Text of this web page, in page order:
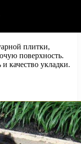
плитки,
поверхность.
качество укладки.